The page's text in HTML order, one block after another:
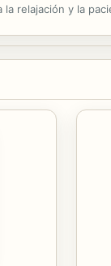
la relajación y la